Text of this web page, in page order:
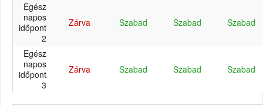
Egész
napos
időpont
2
Zárva Szabad Szabad Szabad
Egész
napos
időpont
3
Zárva Szabad Szabad Szabad